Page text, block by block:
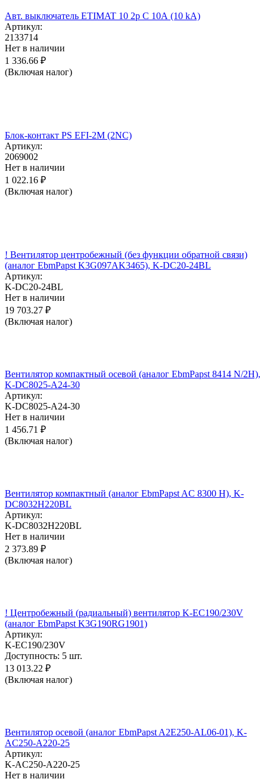
Авт. выключатель ETIMAT 10 2p C 10А (10 kA)
Артикул:
2133714
Нет в наличии
1 336.66 ₽
(Включая налог)
Блок-контакт PS EFI-2M (2NC)
Артикул:
2069002
Нет в наличии
1 022.16 ₽
(Включая налог)
! Вентилятор центробежный (без функции обратной связи)
(аналог EbmPapst K3G097AK3465), K-DC20-24BL
Артикул:
K-DC20-24BL
Нет в наличии
19 703.27 ₽
(Включая налог)
Вентилятор компактный осевой (аналог EbmPapst 8414 N/2H),
K-DC8025-A24-30
Артикул:
K-DC8025-A24-30
Нет в наличии
1 456.71 ₽
(Включая налог)
Вентилятор компактный (аналог EbmPapst AC 8300 H), K-
DC8032H220BL
Артикул:
K-DC8032H220BL
Нет в наличии
2 373.89 ₽
(Включая налог)
! Центробежный (радиальный) вентилятор K-EC190/230V
(аналог EbmPapst K3G190RG1901)
Артикул:
K-EC190/230V
Доступность: 5 шт.
13 013.22 ₽
(Включая налог)
Вентилятор осевой (аналог EbmPapst A2E250-AL06-01), K-
AC250-A220-25
Артикул:
K-AC250-A220-25
Нет в наличии